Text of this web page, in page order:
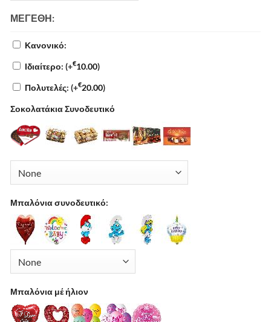
ΜΕΓΈΘΗ:
Κανονικό:
Ιδιαίτερο: (+€10.00)
Πολυτελές: (+€20.00)
Σοκολατάκια Συνοδευτικό
Μπαλόνια συνοδευτικό:
Μπαλόνια μέ ήλιον